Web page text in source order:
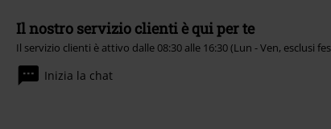
Il nostro servizio clienti è qui per te
Il servizio clienti è attivo dalle 08:30 alle 16:30 (Lun - Ven, esclusi
Inizia la chat